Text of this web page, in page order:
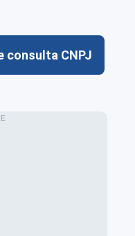
consulta CNPJ